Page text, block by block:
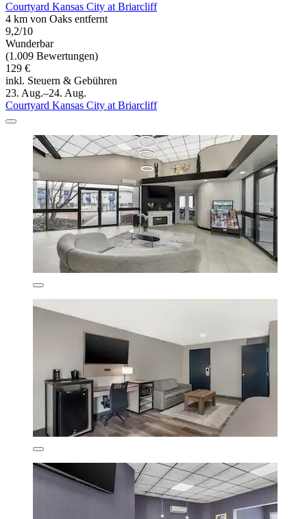
Courtyard Kansas City at Briarcliff
4 km von Oaks entfernt
9,2/10
Wunderbar
(1.009 Bewertungen)
129 €
inkl. Steuern & Gebühren
23. Aug.–24. Aug.
Courtyard Kansas City at Briarcliff